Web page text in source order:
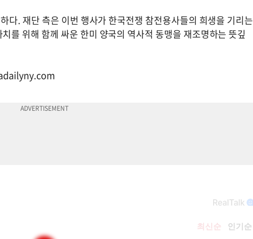
다. 재단 측은 이번 행사가 한국전쟁 참전용사들의 희생을 기리는
를 위해 함께 싸운 한미 양국의 역사적 동맹을 재조명하는 뜻깊